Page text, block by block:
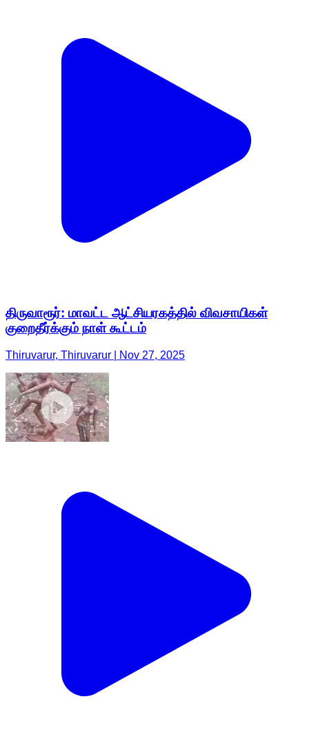
திருவாரூர்: மாவட்ட ஆட்சியரகத்தில் விவசாயிகள்
குறைதீர்க்கும் நாள் கூட்டம்
Thiruvarur, Thiruvarur | Nov 27, 2025